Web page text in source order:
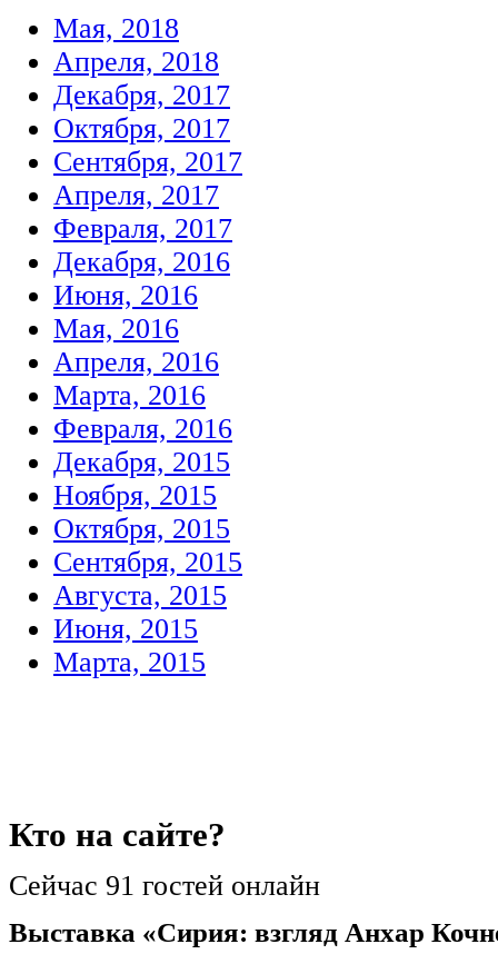
Мая, 2018
Апреля, 2018
Декабря, 2017
Октября, 2017
Сентября, 2017
Апреля, 2017
Февраля, 2017
Декабря, 2016
Июня, 2016
Мая, 2016
Апреля, 2016
Марта, 2016
Февраля, 2016
Декабря, 2015
Ноября, 2015
Октября, 2015
Сентября, 2015
Августа, 2015
Июня, 2015
Марта, 2015
Кто на сайте?
Сейчас 91 гостей онлайн
Выставка «Сирия: взгляд Анхар